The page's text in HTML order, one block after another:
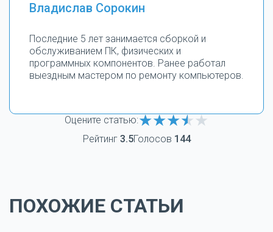
Владислав Сорокин
Последние 5 лет занимается сборкой и
обслуживанием ПК, физических и
программных компонентов. Ранее работал
выездным мастером по ремонту компьютеров.
Оцените статью:
Рейтинг 3.5Голосов 144
ПОХОЖИЕ СТАТЬИ